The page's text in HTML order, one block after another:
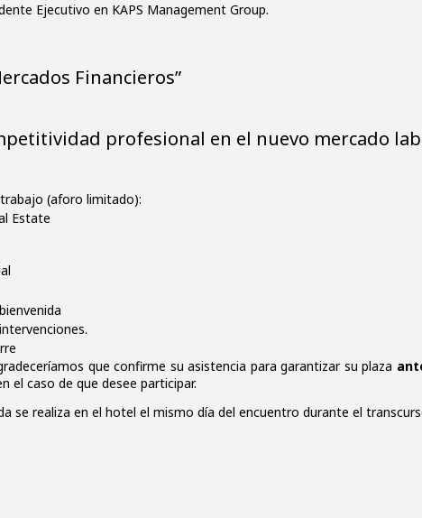
Ejecutivo en KAPS Management Group.
Financieros”
profesional en el nuevo mercado
(aforo limitado):
Estate
que confirme su asistencia para garantizar su plaza
el caso de que desee participar.
se realiza en el hotel el mismo día del encuentro durante el